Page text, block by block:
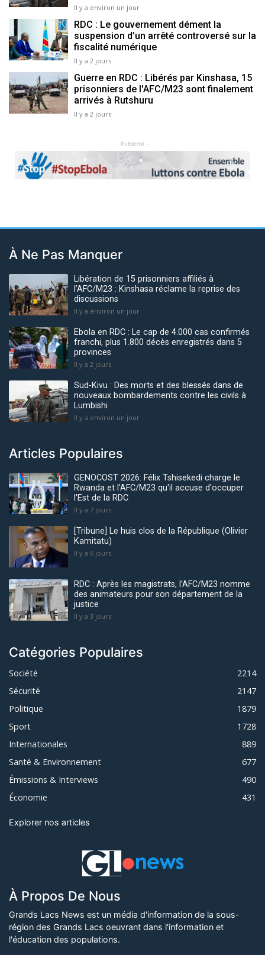
Il y a environ un jour
RDC : Le gouvernement dément la
suspension d’un arrêté controversé sur la
fiscalité numérique
Il y a 2 jours
Guerre en RDC : Libérés par Kinshasa, 15
prisonniers de l'AFC/M23 sont finalement
arrivés à Rutshuru
Il y a 2 jours
- Publicité -
Previous Next
À Ne Pas Manquer
Libération de 15 prisonniers affiliés à
l’AFC/M23 : Kinshasa réclame la reprise des
discussions
Il y a environ un jour
Ebola en RDC : Le cap de 4.000 cas confirmés
franchi, plus 1.800 décès enregistrés dans 5
provinces
Il y a 2 jours
Sud-Kivu : Des morts et des blessés dans de
nouveaux bombardements contre les civils à
Lumbishi
Il y a environ un jour
Articles Populaires
GENOCOST 2026: Félix Tshisekedi charge le
Rwanda et l'AFC/M23 qu'il accuse d'occuper
l'Est de la RDC
Il y a 7 jours
[Tribune] Le huis clos de la République (Olivier
Kamitatu)
Il y a 6 jours
RDC : Après les magistrats, l’AFC/M23 nomme
des animateurs pour son département de la
justice
Il y a 3 jours
Catégories Populaires
Société
2214
Sécurité
2147
Politique
1879
Sport
1728
Internationales
889
Santé & Environnement
677
Émissions & Interviews
490
Économie
431
Explorer nos articles
À Propos De Nous
Grands Lacs News est un média d'information de la sous-
région des Grands Lacs oeuvrant dans l'information et
l'éducation des populations.